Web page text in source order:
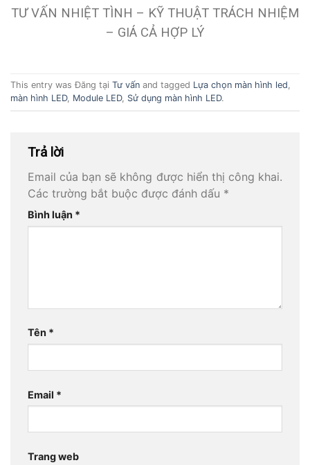
TƯ VẤN NHIỆT TÌNH – KỸ THUẬT TRÁCH NHIỆM
– GIÁ CẢ HỢP LÝ
This entry was Đăng tại Tư vấn and tagged Lựa chọn màn hình led
màn hình LED, Module LED, Sử dụng màn hình LED.
Trả lời
Email của bạn sẽ không được hiển thị công khai.
Các trường bắt buộc được đánh dấu *
Bình luận *
Tên *
Email *
Trang web